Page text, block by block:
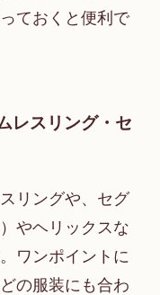
ておくと便利で
レスリング・セ
リングや、セグ
やヘリックスな
ワンポイントに
の服装にも合わ